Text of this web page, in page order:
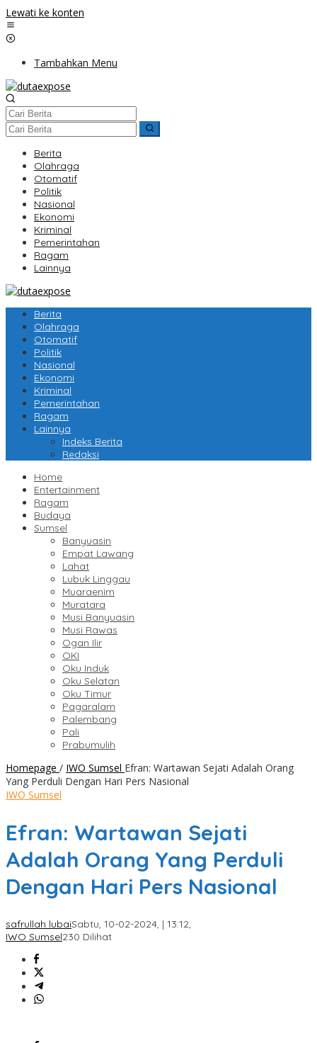
Lewati ke konten
Tambahkan Menu
Berita
Olahraga
Otomatif
Politik
Nasional
Ekonomi
Kriminal
Pemerintahan
Ragam
Lainnya
Berita
Olahraga
Otomatif
Politik
Nasional
Ekonomi
Kriminal
Pemerintahan
Ragam
Lainnya
Indeks Berita
Redaksi
Home
Entertainment
Ragam
Budaya
Sumsel
Banyuasin
Empat Lawang
Lahat
Lubuk Linggau
Muaraenim
Muratara
Musi Banyuasin
Musi Rawas
Ogan Ilir
OKI
Oku Induk
Oku Selatan
Oku Timur
Pagaralam
Palembang
Pali
Prabumulih
Homepage / IWO Sumsel Efran: Wartawan Sejati Adalah Orang
Yang Perduli Dengan Hari Pers Nasional
IWO Sumsel
Efran: Wartawan Sejati
Adalah Orang Yang Perduli
Dengan Hari Pers Nasional
safrullah lubaiSabtu, 10-02-2024, | 13:12,
IWO Sumsel230 Dilihat